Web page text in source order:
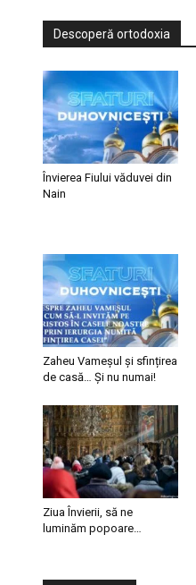
Descoperă ortodoxia
Învierea Fiului văduvei din
Nain
Zaheu Vameșul și sfințirea
de casă… Și nu numai!
Ziua Învierii, să ne
luminăm popoare…